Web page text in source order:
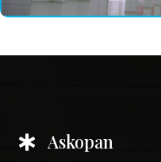
Askopan